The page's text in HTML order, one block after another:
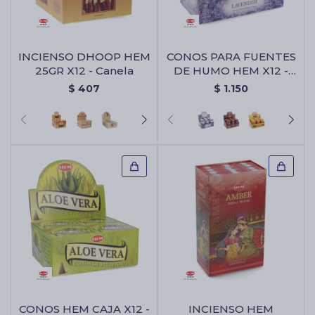
INCIENSO DHOOP HEM
25GR X12 - Canela
$ 407
CONOS PARA FUENTES
DE HUMO HEM X12 -
Lavanda
$ 1.150
CONOS HEM CAJA X12 -
INCIENSO HEM
Artículos Religiosos
Aromatizantes de ambientes
Artículos Esotéricos